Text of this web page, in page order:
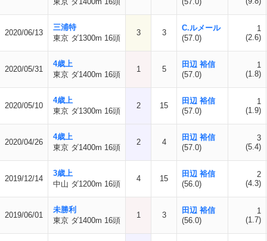
2020/06/13
三浦特
東京 ダ1300m 16頭
3 3
C.ルメール
(57.0)
1
(2.6)
2020/05/31
4歳上
東京 ダ1400m 16頭
1 5
田辺 裕信
(57.0)
1
(1.8)
2020/05/10
4歳上
東京 ダ1300m 16頭
2 15
田辺 裕信
(57.0)
1
(1.9)
2020/04/26
4歳上
東京 ダ1400m 16頭
2 4
田辺 裕信
(57.0)
3
(5.4)
2019/12/14
3歳上
中山 ダ1200m 16頭
4 15
田辺 裕信
(56.0)
2
(4.3)
2019/06/01
未勝利
東京 ダ1400m 16頭
1 3
田辺 裕信
(56.0)
1
(1.7)